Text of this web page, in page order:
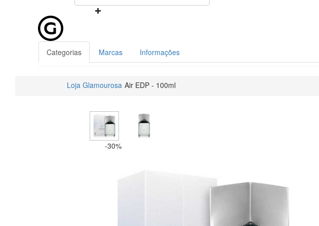
Categorias Marcas Informações
Loja Glamourosa Air EDP - 100ml
-30%